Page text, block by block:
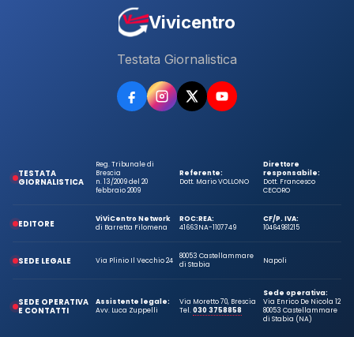
Vivicentro
Testata Giornalistica
TESTATA
GIORNALISTICA
Reg. Tribunale di
Brescia
n. 13/2009 del 20
febbraio 2009
Referente:
Dott. Mario VOLLONO
Direttore
responsabile:
Dott. Francesco
CECORO
EDITORE
ViViCentro Network
di Barretta Filomena
ROC:
41663
REA:
NA-1107749
CF/P. IVA:
10464981215
SEDE LEGALE Via Plinio Il Vecchio 24
80053 Castellammare
di Stabia
Napoli
SEDE OPERATIVA
E CONTATTI
Assistente legale:
Avv. Luca Zuppelli
Via Moretto 70, Brescia
Tel.030 3758858
Sede operativa:
Via Enrico De Nicola 12
80053 Castellammare
di Stabia (NA)